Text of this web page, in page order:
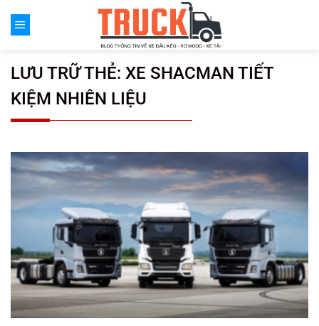
đến
LƯU TRỮ THẺ: XE SHACMAN TIẾT
KIỆM NHIÊN LIỆU